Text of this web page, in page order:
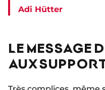
Adi Hütter
LE MESSAGE
AUX